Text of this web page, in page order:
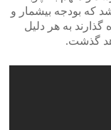
که بودجه بیشمار و
به هر دلیل
گذشت.